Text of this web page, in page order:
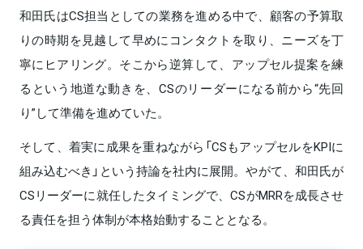
和田氏はCS担当としての業務を進める中で、顧客の予算取
りの時期を見越して早めにコンタクトを取り、ニーズを丁
寧にヒアリング。そこから逆算して、アップセル提案を練
るという地道な動きを、CSのリーダーになる前から“先回
り”して準備を進めていた。
そして、着実に成果を重ねながら「CSもアップセルをKPIに
組み込むべき」という持論を社内に展開。やがて、和田氏が
CSリーダーに就任したタイミングで、CSがMRRを成長させ
る責任を担う体制が本格始動することとなる。